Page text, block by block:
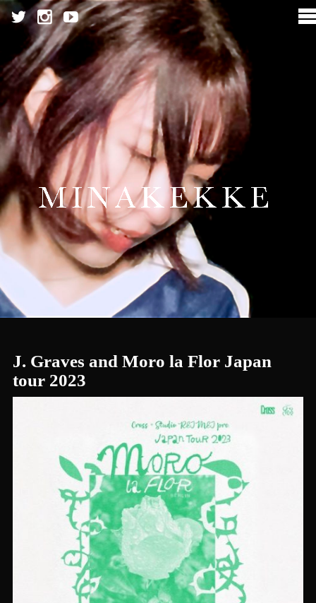
J. Graves and Moro la Flor Japan
tour 2023